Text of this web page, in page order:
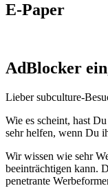
E-Paper
AdBlocker
Lieber subculture-
Wie es scheint, hast
sehr helfen, wenn Du
Wir wissen wie sehr
beeinträchtigen kann.
penetrante